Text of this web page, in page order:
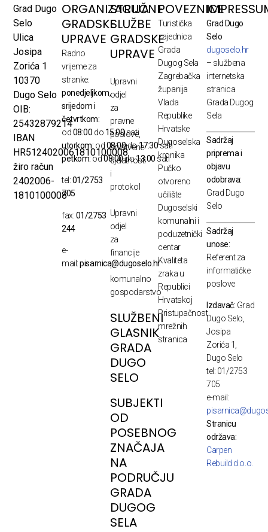
Grad Dugo
Selo
Ulica
Josipa
Zorića 1
10370
Dugo Selo
OIB:
25432879214
IBAN
HR5124020061810100008
žiro račun
2402006-
1810100008
ORGANIZACIJA
GRADSKE
UPRAVE
Radno
vrijeme za
stranke:
ponedjeljkom,
srijedom i
četvrtkom:
od08:00 do 15:00sati
utorkom: od08:00do17:30sati
petkom:od08:00do13:00 sati
tel:01/2753
705
fax:01/2753
244
e-
mail:pisarnica@dugoselo.hr
STRUČNE
SLUŽBE
GRADSKE
UPRAVE
Upravni
odjel
za
pravne
poslove,
društvene
djelatnosti
i
protokol
Upravni
odjel
za
financije
i
komunalno
gospodarstvo
SLUŽBENI
GLASNIK
GRADA
DUGO
SELO
SUBJEKTI
OD
POSEBNOG
ZNAČAJA
NA
PODRUČJU
GRADA
DUGOG
SELA
POVEZNICE
Turistička
zajednica
Grada
Dugog Sela
Zagrebačka
županija
Vlada
Republike
Hrvatske
Dugoselska
kronika
Pučko
otvoreno
učilište
Dugoselski
komunalni i
poduzetnički
centar
Kvaliteta
zraka u
Republici
Hrvatskoj
Pristupačnost
mrežnih
stranica
Grad Dugo
Selo
dugoselo.hr
– službena
internetska
stranica
Grada Dugog
Sela
Sadržaj
priprema i
objavu
odobrava:
Grad Dugo
Selo
Sadržaj
unose:
Referent za
informatičke
poslove
Izdavač: Grad
Dugo Selo,
Josipa
Zorića 1,
Dugo Selo
tel: 01/2753
705
e-mail:
Stranicu
održava:
Carpen
Rebuild d.o.o.